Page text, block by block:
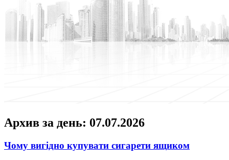
Архив за день: 07.07.2026
Чому вигідно купувати сигарети ящиком